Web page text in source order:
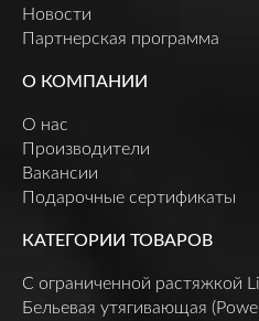
Новости
Партнерская программа
О КОМПАНИИ
О нас
Производители
Вакансии
Подарочные сертификаты
КАТЕГОРИИ ТОВАРОВ
C ограниченной растяжкой
Бельевая утягивающая